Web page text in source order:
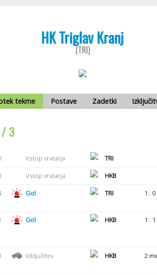
HK Triglav Kranj
(TRI)
tekme Postave Zadetki
3
Vstop vratarja TRI
Vstop vratarja HKB
Gol TRI 1 : 0
Gol HKB 1 : 1
Izključitev HKB 2